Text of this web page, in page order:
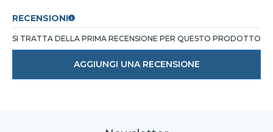
RECENSIONI
SI TRATTA DELLA PRIMA RECENSIONE PER QUESTO PRODOTTO
AGGIUNGI UNA RECENSIONE